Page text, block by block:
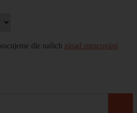
dle našich zásad zpracování